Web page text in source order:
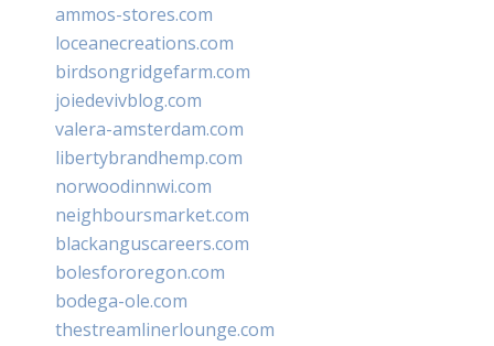
ammos-stores.com
loceanecreations.com
birdsongridgefarm.com
joiedevivblog.com
valera-amsterdam.com
libertybrandhemp.com
norwoodinnwi.com
neighboursmarket.com
blackanguscareers.com
bolesfororegon.com
bodega-ole.com
thestreamlinerlounge.com